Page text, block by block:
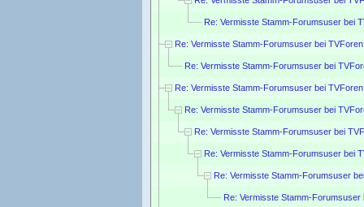
Re: Vermisste Stamm-Forumsuser bei
Re: Vermisste Stamm-Forumsuser bei
Re: Vermisste Stamm-Forumsuser bei
Re: Vermisste Stamm-Forumsuser bei
Re: Vermisste Stamm-Forumsuser bei
Re: Vermisste Stamm-Forumsuser bei
Re: Vermisste Stamm-Forumsuser bei
Re: Vermisste Stamm-Forumsuser
Re: Vermisste Stamm-Forumsuser